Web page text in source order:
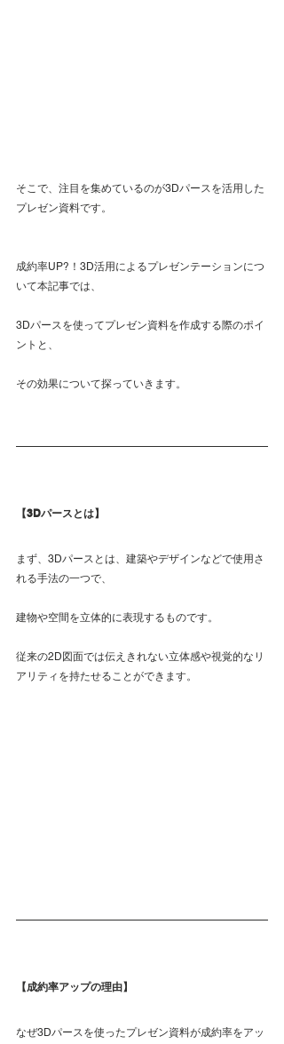
そこで、注目を集めているのが3Dパースを活用した
プレゼン資料です。
成約率UP?！3D活用によるプレゼンテーションにつ
いて本記事では、
3Dパースを使ってプレゼン資料を作成する際のポイ
ントと、
その効果について探っていきます。
【3Dパースとは】
まず、3Dパースとは、建築やデザインなどで使用さ
れる手法の一つで、
建物や空間を立体的に表現するものです。
従来の2D図面では伝えきれない立体感や視覚的なリ
アリティを持たせることができます。
【成約率アップの理由】
なぜ3Dパースを使ったプレゼン資料が成約率をアッ